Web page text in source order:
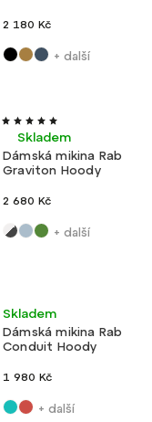
2 180 Kč
+ další
Lehké
Dámská mikina Rab
Graviton Hoody
Skladem
2 680 Kč
+ další
Ultralehké
Dámská mikina Rab
Conduit Hoody
Skladem
1 980 Kč
+ další